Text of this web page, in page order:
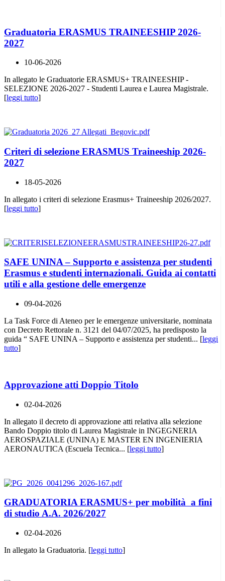
Graduatoria ERASMUS TRAINEESHIP 2026-
2027
10-06-2026
In allegato le Graduatorie ERASMUS+ TRAINEESHIP -
SELEZIONE 2026-2027 - Studenti Laurea e Laurea Magistrale.
[leggi tutto]
Criteri di selezione ERASMUS Traineeship 2026-
2027
18-05-2026
In allegato i criteri di selezione Erasmus+ Traineeship 2026/2027.
[leggi tutto]
SAFE UNINA – Supporto e assistenza per studenti
Erasmus e studenti internazionali. Guida ai contatti
utili e alla gestione delle emergenze
09-04-2026
La Task Force di Ateneo per le emergenze universitarie, nominata
con Decreto Rettorale n. 3121 del 04/07/2025, ha predisposto la
guida “ SAFE UNINA – Supporto e assistenza per studenti... [leggi
tutto]
Approvazione atti Doppio Titolo
02-04-2026
In allegato il decreto di approvazione atti relativa alla selezione
Bando Doppio titolo di Laurea Magistrale in INGEGNERIA
AEROSPAZIALE (UNINA) E MASTER EN INGENIERIA
AERONAUTICA (Escuela Tecnica... [leggi tutto]
GRADUATORIA ERASMUS+ per mobilità a fini
di studio A.A. 2026/2027
02-04-2026
In allegato la Graduatoria. [leggi tutto]